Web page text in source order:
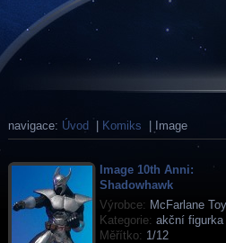
navigace: Úvod Komiks | Image
Image 10th Anni:
Shadowhawk
Výrobce: McFarlane
Kategorie: akční figurka
Měřítko: 1/12